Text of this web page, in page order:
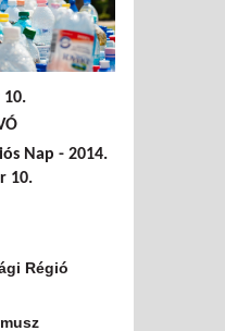
10.
Nap - 2014.
10.
Régió